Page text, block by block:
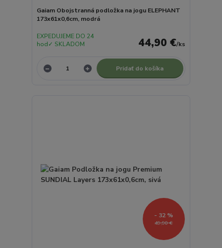
Gaiam Obojstranná podložka na jogu ELEPHANT
173x61x0,6cm, modrá
44,90 €/ks
EXPEDUJEME DO 24
hod✓ SKLADOM
Pridať do košíka
49,90 €
- 32 %